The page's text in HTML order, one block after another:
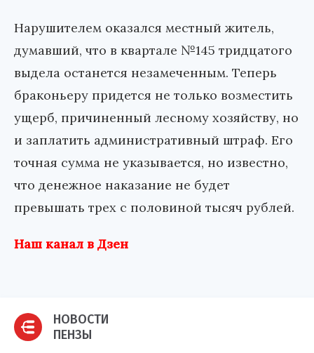
Нарушителем оказался местный житель,
думавший, что в квартале №145 тридцатого
выдела останется незамеченным. Теперь
браконьеру придется не только возместить
ущерб, причиненный лесному хозяйству, но
и заплатить административный штраф. Его
точная сумма не указывается, но известно,
что денежное наказание не будет
превышать трех с половиной тысяч рублей.
Наш канал в Дзен
НОВОСТИ
ПЕНЗЫ